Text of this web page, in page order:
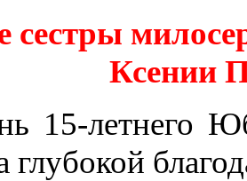
сестры
Ксении
15-летнего
глубокой